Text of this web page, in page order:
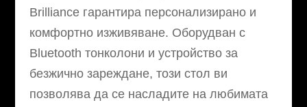
Brilliance гарантира персонализирано и
комфортно изживяване. Оборудван с
Bluetooth тонколони и устройство за
безжично зареждане, този стол ви
позволява да се насладите на любимата